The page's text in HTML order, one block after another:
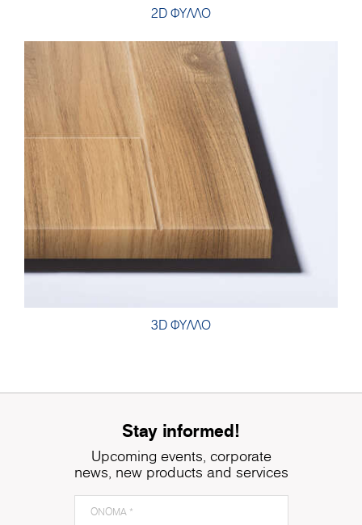
2D ΦΥΛΛΟ
3D ΦΥΛΛΟ
Stay informed!
Upcoming events, corporate
news, new products and services